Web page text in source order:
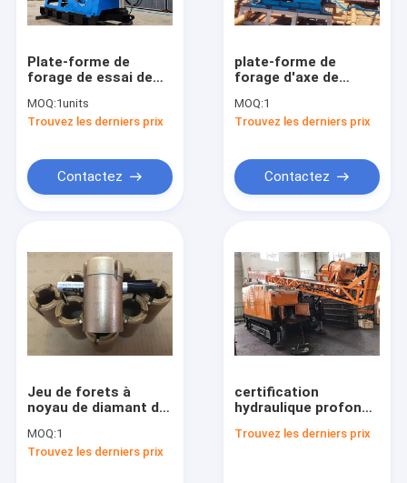
Plate-forme de
forage de essai de
d'exploration 220V
380V 50mm 42mm
MOQ:1units
Trouvez les derniers prix
Contactez
plate-forme de
forage d'axe de
diamètre de 300mm
très utilisée
MOQ:1
Trouvez les derniers prix
Contactez
Jeu de forets à
noyau de diamant de
Foret à noyau de
diamant de 110 mm
MOQ:1
Trouvez les derniers prix
certification
hydraulique profonde
ISO9001 de 500m
Trouvez les derniers prix